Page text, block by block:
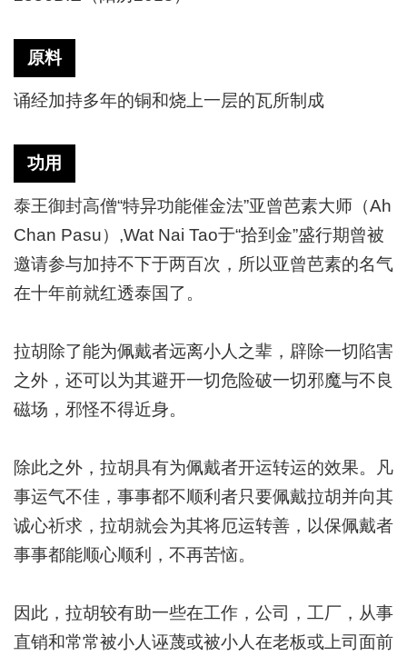
原料
诵经加持多年的铜和烧上一层的瓦所制成
功用
泰王御封高僧“特异功能催金法”亚曾芭素大师（Ah
Chan Pasu）,Wat Nai Tao于“拾到金”盛行期曾被
邀请参与加持不下于两百次，所以亚曾芭素的名气
在十年前就红透泰国了。
拉胡除了能为佩戴者远离小人之辈，辟除一切陷害
之外，还可以为其避开一切危险破一切邪魔与不良
磁场，邪怪不得近身。
除此之外，拉胡具有为佩戴者开运转运的效果。凡
事运气不佳，事事都不顺利者只要佩戴拉胡并向其
诚心祈求，拉胡就会为其将厄运转善，以保佩戴者
事事都能顺心顺利，不再苦恼。
因此，拉胡较有助一些在工作，公司，工厂，从事
直销和常常被小人诬蔑或被小人在老板或上司面前